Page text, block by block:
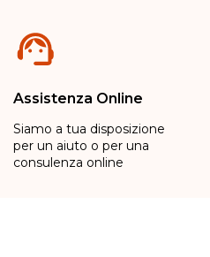
Assistenza Online
Siamo a tua disposizione
per un aiuto o per una
consulenza online